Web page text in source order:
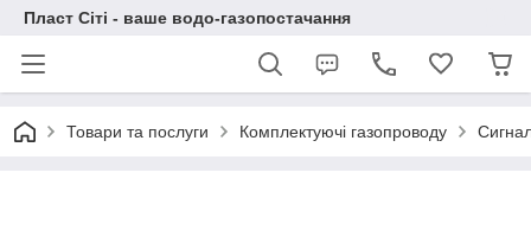
Пласт Сіті - ваше водо-газопостачання
Товари та послуги Комплектуючі газопроводу